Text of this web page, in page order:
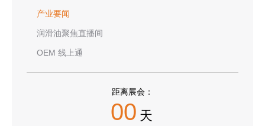
产业要闻
润滑油聚焦直播间
OEM 线上通
距离展会：
00 天